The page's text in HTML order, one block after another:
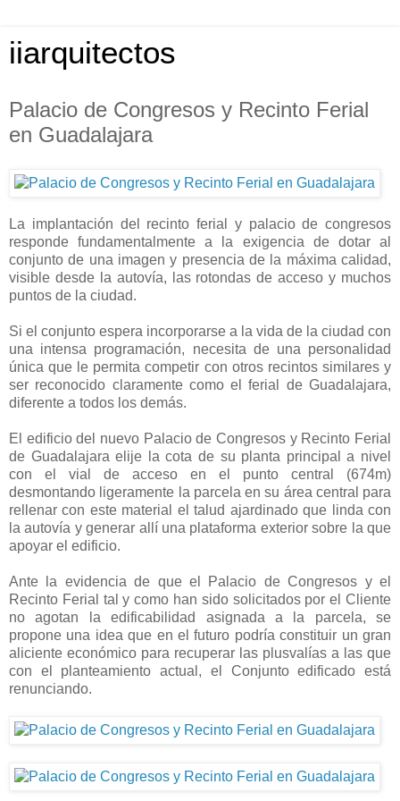
iiarquitectos
Palacio de Congresos y Recinto Ferial
en Guadalajara
La implantación del recinto ferial y palacio de congresos
responde fundamentalmente a la exigencia de dotar al
conjunto de una imagen y presencia de la máxima calidad,
visible desde la autovía, las rotondas de acceso y muchos
puntos de la ciudad.
Si el conjunto espera incorporarse a la vida de la ciudad con
una intensa programación, necesita de una personalidad
única que le permita competir con otros recintos similares y
ser reconocido claramente como el ferial de Guadalajara,
diferente a todos los demás.
El edificio del nuevo Palacio de Congresos y Recinto Ferial
de Guadalajara elije la cota de su planta principal a nivel
con el vial de acceso en el punto central (674m)
desmontando ligeramente la parcela en su área central para
rellenar con este material el talud ajardinado que linda con
la autovía y generar allí una plataforma exterior sobre la que
apoyar el edificio.
Ante la evidencia de que el Palacio de Congresos y el
Recinto Ferial tal y como han sido solicitados por el Cliente
no agotan la edificabilidad asignada a la parcela, se
propone una idea que en el futuro podría constituir un gran
aliciente económico para recuperar las plusvalías a las que
con el planteamiento actual, el Conjunto edificado está
renunciando.